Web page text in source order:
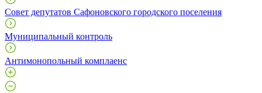
Совет депутатов Сафоновского городского поселения
Муниципальный контроль
Антимонопольный комплаенс